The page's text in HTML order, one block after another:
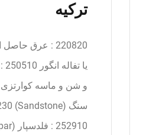
ترکیه
220820 : عرق